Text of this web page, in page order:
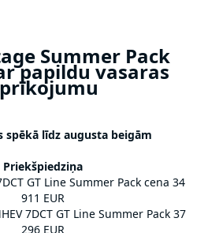
Summer Pack
papildu vasaras
spēkā līdz augusta beigām
Priekšpiedziņa
GT Line Summer Pack cena 34
911 EUR
7DCT GT Line Summer Pack 37
296 EUR